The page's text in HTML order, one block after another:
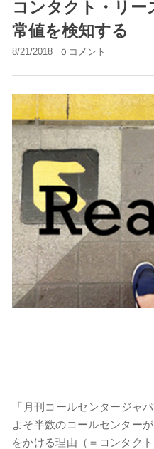
コンタクト・リ
常値を検知する
8/21/2018 0 コメント
「月刊コールセンタージャ
よそ半数のコールセンター
をかける理由（＝コンタク